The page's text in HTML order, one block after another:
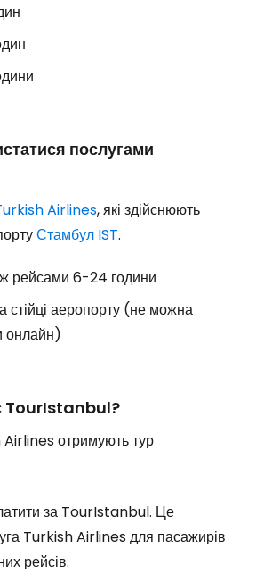
послугами
Airlines, які здійснюють
Стамбул IST.
рейсами 6-24 години
стійці аеропорту (не можна
онлайн)
TourIstanbul?
отримують тур
за TourIstanbul. Це
Turkish Airlines для пасажирів
рейсів.